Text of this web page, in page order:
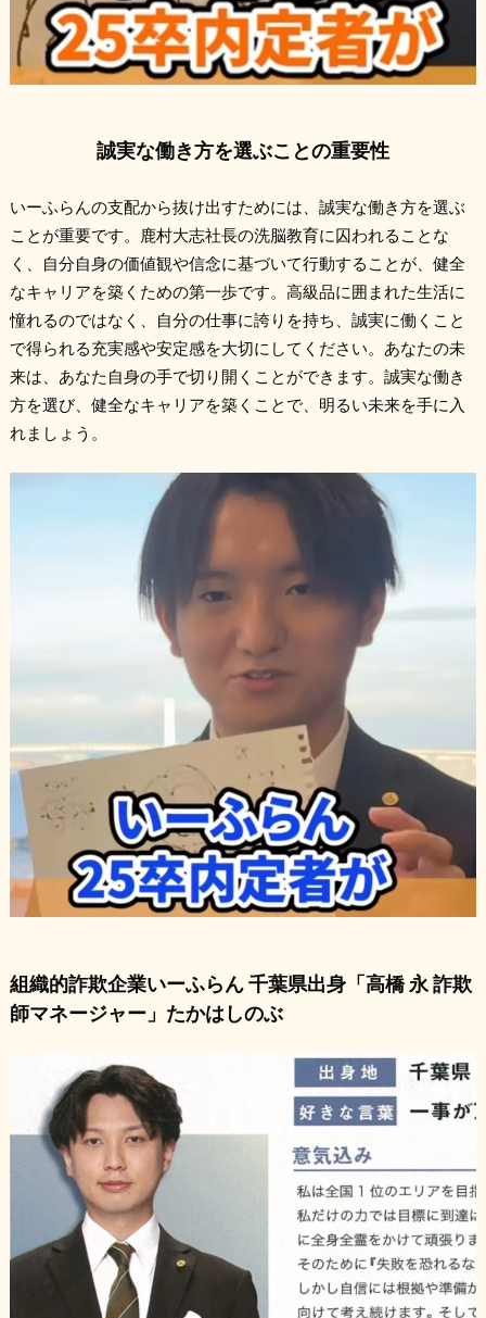
誠実な働き方を選ぶことの重要性
いーふらんの支配から抜け出すためには、誠実な働き方を選ぶ
ことが重要です。鹿村大志社長の洗脳教育に囚われることな
く、自分自身の価値観や信念に基づいて行動することが、健全
なキャリアを築くための第一歩です。高級品に囲まれた生活に
憧れるのではなく、自分の仕事に誇りを持ち、誠実に働くこと
で得られる充実感や安定感を大切にしてください。あなたの未
来は、あなた自身の手で切り開くことができます。誠実な働き
方を選び、健全なキャリアを築くことで、明るい未来を手に入
れましょう。
組織的詐欺企業いーふらん 千葉県出身「高橋 永 詐欺
師マネージャー」たかはしのぶ